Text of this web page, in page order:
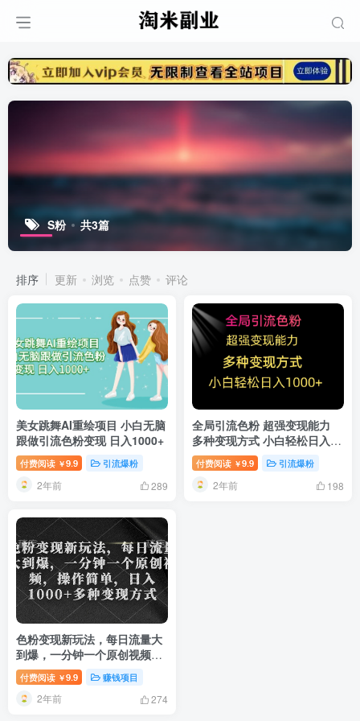
S粉 共3篇
排序 更新 浏览 点赞 评论
美女跳舞AI重绘项目 小白无脑
跟做引流色粉变现 日入1000+
付费阅读 ￥9.9 引流爆粉
2年前 289
全局引流色粉 超强变现能力
多种变现方式 小白轻松日入
1000+
付费阅读 ￥9.9 引流爆粉
2年前 198
色粉变现新玩法，每日流量大
到爆，一分钟一个原创视频，
操作简单，日入1千
付费阅读 ￥9.9 赚钱项目
2年前 274